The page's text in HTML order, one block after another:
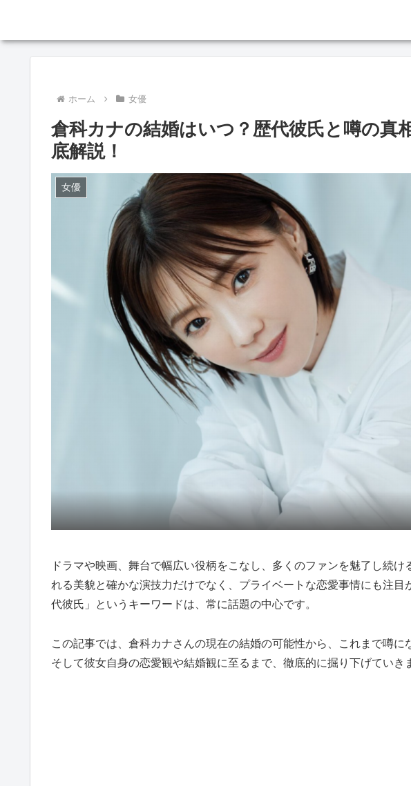
ホーム 女優
倉科カナの結婚はいつ？歴代彼氏と噂の真
底解説！
女優
ドラマや映画、舞台で幅広い役柄をこなし、多くのファンを魅了し続
れる美貌と確かな演技力だけでなく、プライベートな恋愛事情にも注
代彼氏」というキーワードは、常に話題の中心です。
この記事では、倉科カナさんの現在の結婚の可能性から、これまで噂に
そして彼女自身の恋愛観や結婚観に至るまで、徹底的に掘り下げていき